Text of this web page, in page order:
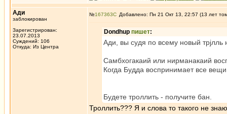
Ади
заблокирован
Зарегистрирован:
23.07.2013
Суждений: 106
Откуда: Из Центра
№167363 Добавлено: Пн 21 Окт 13, 22:57 (13 лет
Dondhup пишет:
Ади, вы судя по всему новый
Самбхогакаий или нирманакаий
Когда Будда воспринимает все
Будете троллить - получите бан.
Троллить??? Я и слова то такого не